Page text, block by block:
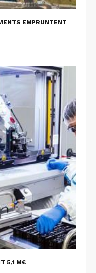
EMPRUNTENT
5,1 M€